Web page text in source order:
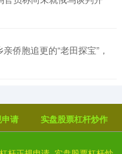
侨胞追更的“老田探宝”，
请 实盘股票杠杆炒作